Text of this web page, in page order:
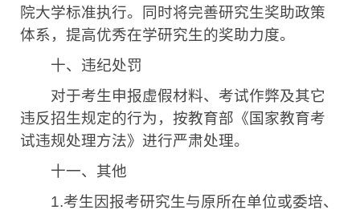
院大学标准执行。同时将完善研究生奖助政策
体系，提高优秀在学研究生的奖助力度。
十、违纪处罚
对于考生申报虚假材料、考试作弊及其它
违反招生规定的行为，按教育部《国家教育考
试违规处理方法》进行严肃处理。
十一、其他
1.考生因报考研究生与原所在单位或委培、